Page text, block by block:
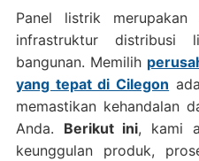
Panel listrik
infrastruktur
bangunan. Memilih
yang tepat di Cilegon
memastikan kehandalan
Anda. Berikut ini, kami
keunggulan produk,